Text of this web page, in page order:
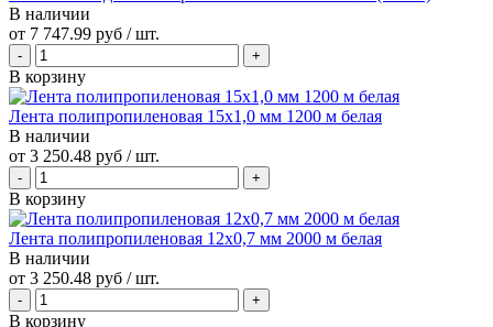
В наличии
от 7 747.99 руб / шт.
В корзину
Лента полипропиленовая 15х1,0 мм 1200 м белая
В наличии
от 3 250.48 руб / шт.
В корзину
Лента полипропиленовая 12х0,7 мм 2000 м белая
В наличии
от 3 250.48 руб / шт.
В корзину